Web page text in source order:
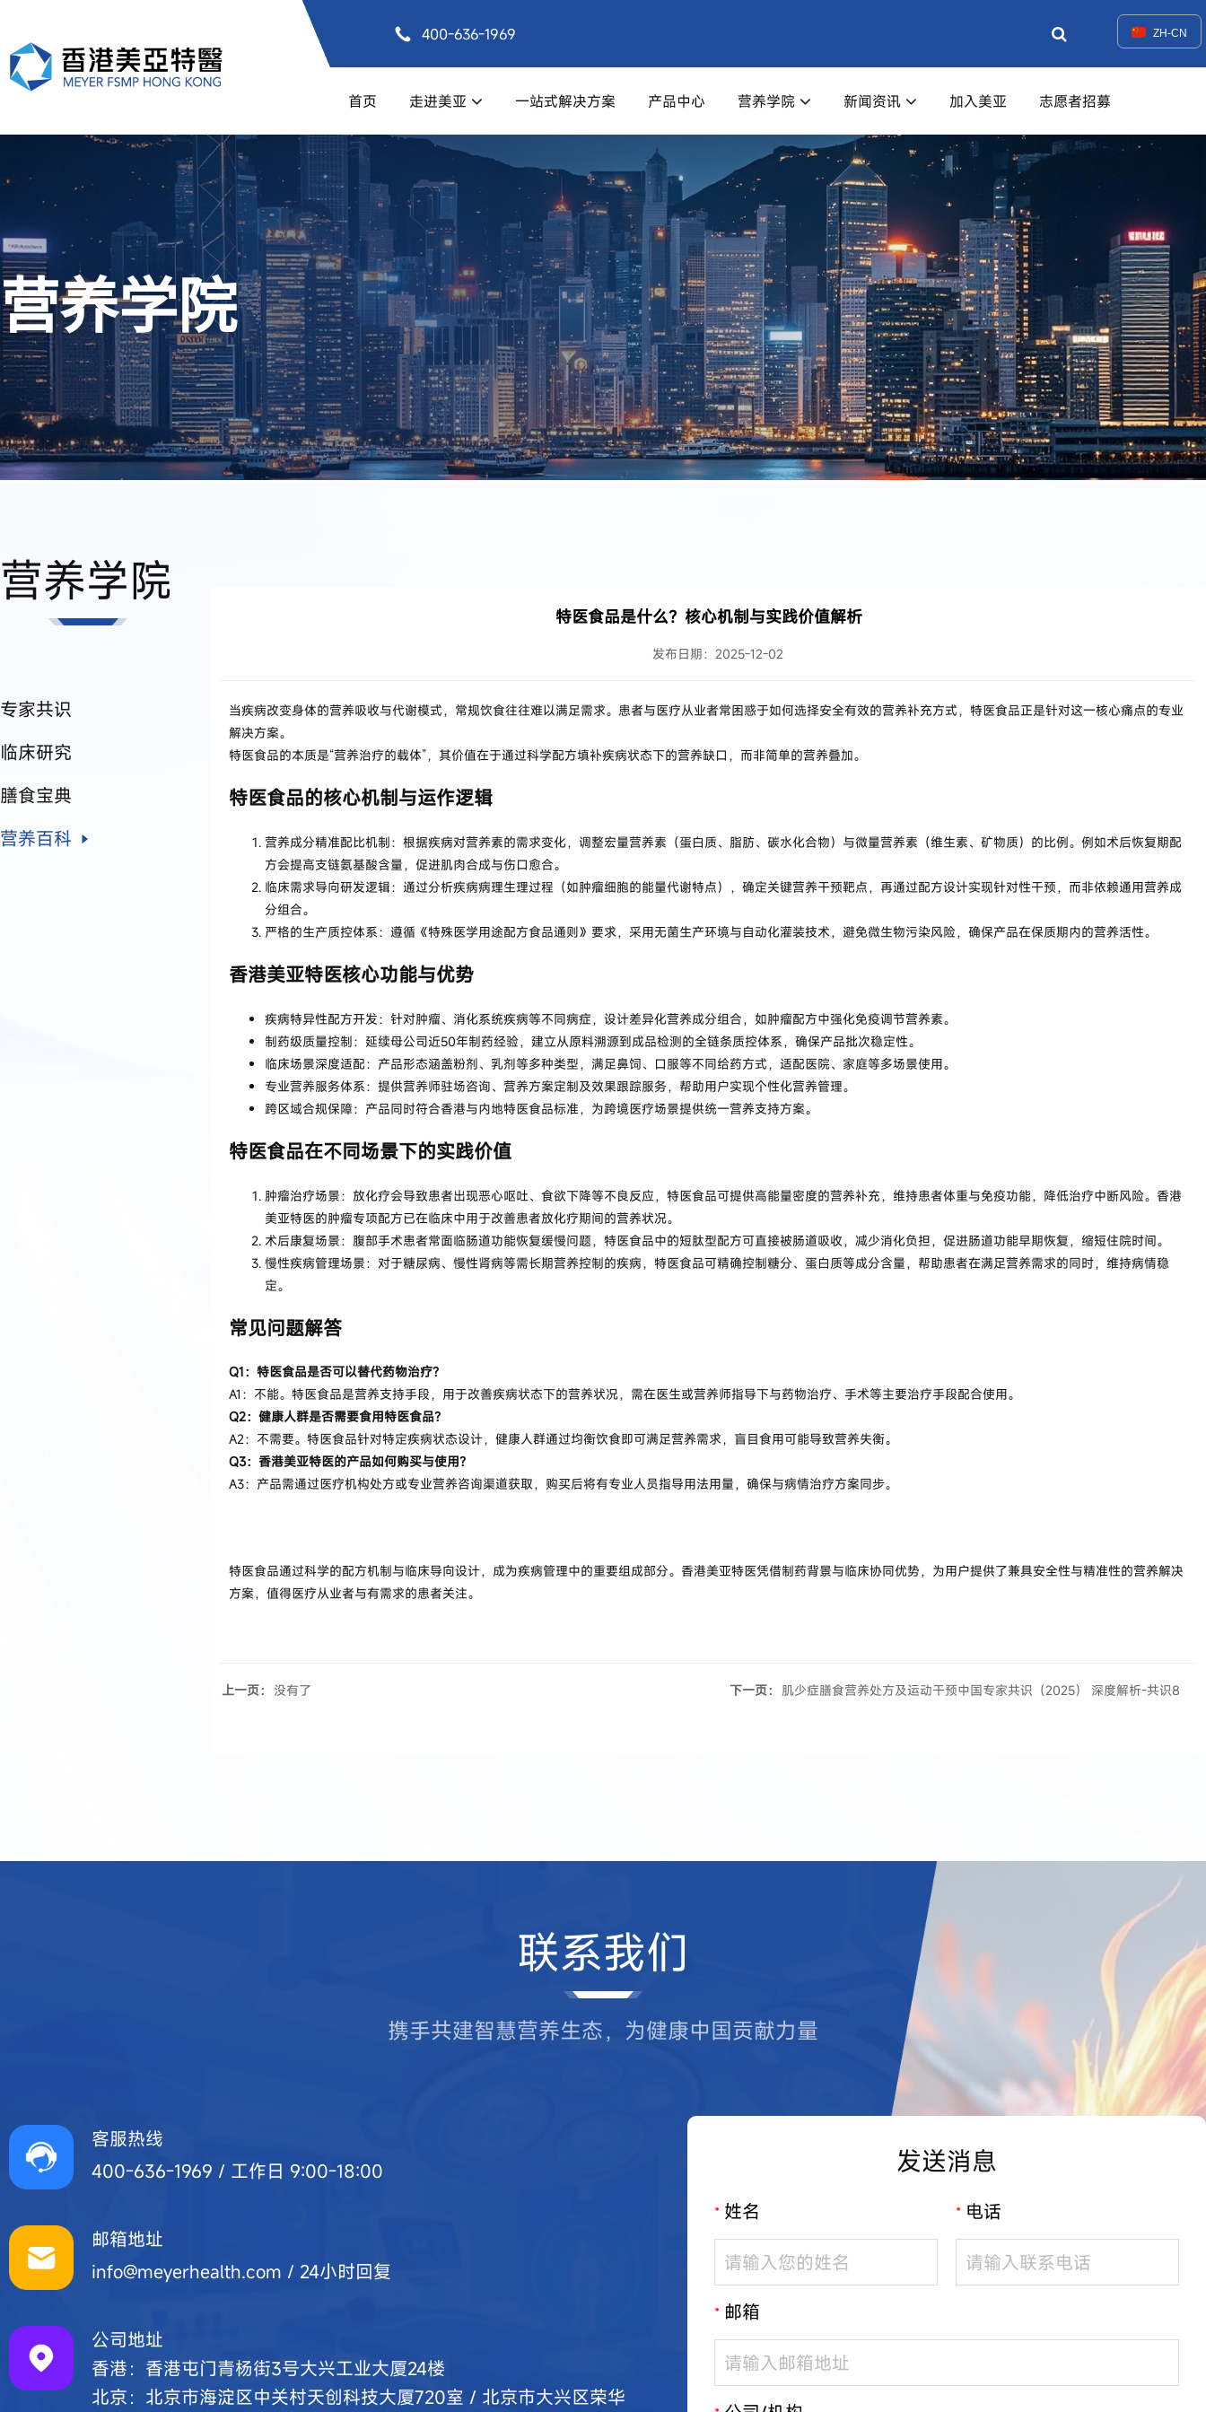
400-636-1969 ZH-CN
首页 走进美亚 一站式解决方案 产品中心 营养学院 新闻资讯 加入美亚 志愿者招募
营养学院
营养学院
专家共识
临床研究
膳食宝典
营养百科
特医食品是什么？核心机制与实践价值解析
发布日期：2025-12-02
当疾病改变身体的营养吸收与代谢模式，常规饮食往往难以满足需求。患者与医疗从业者常困惑于如何选择安全有效的营养补充方式，特医食品正是针对这一核心痛点的专业
解决方案。
特医食品的本质是“营养治疗的载体”，其价值在于通过科学配方填补疾病状态下的营养缺口，而非简单的营养叠加。
特医食品的核心机制与运作逻辑
营养成分精准配比机制：根据疾病对营养素的需求变化，调整宏量营养素（蛋白质、脂肪、碳水化合物）与微量营养素（维生素、矿物质）的比例。例如术后恢复期配
方会提高支链氨基酸含量，促进肌肉合成与伤口愈合。
临床需求导向研发逻辑：通过分析疾病病理生理过程（如肿瘤细胞的能量代谢特点），确定关键营养干预靶点，再通过配方设计实现针对性干预，而非依赖通用营养成
分组合。
严格的生产质控体系：遵循《特殊医学用途配方食品通则》要求，采用无菌生产环境与自动化灌装技术，避免微生物污染风险，确保产品在保质期内的营养活性。
香港美亚特医核心功能与优势
疾病特异性配方开发：针对肿瘤、消化系统疾病等不同病症，设计差异化营养成分组合，如肿瘤配方中强化免疫调节营养素。
制药级质量控制：延续母公司近50年制药经验，建立从原料溯源到成品检测的全链条质控体系，确保产品批次稳定性。
临床场景深度适配：产品形态涵盖粉剂、乳剂等多种类型，满足鼻饲、口服等不同给药方式，适配医院、家庭等多场景使用。
专业营养服务体系：提供营养师驻场咨询、营养方案定制及效果跟踪服务，帮助用户实现个性化营养管理。
跨区域合规保障：产品同时符合香港与内地特医食品标准，为跨境医疗场景提供统一营养支持方案。
特医食品在不同场景下的实践价值
肿瘤治疗场景：放化疗会导致患者出现恶心呕吐、食欲下降等不良反应，特医食品可提供高能量密度的营养补充，维持患者体重与免疫功能，降低治疗中断风险。香港
美亚特医的肿瘤专项配方已在临床中用于改善患者放化疗期间的营养状况。
术后康复场景：腹部手术患者常面临肠道功能恢复缓慢问题，特医食品中的短肽型配方可直接被肠道吸收，减少消化负担，促进肠道功能早期恢复，缩短住院时间。
慢性疾病管理场景：对于糖尿病、慢性肾病等需长期营养控制的疾病，特医食品可精确控制糖分、蛋白质等成分含量，帮助患者在满足营养需求的同时，维持病情稳
定。
常见问题解答
Q1：特医食品是否可以替代药物治疗？
A1：不能。特医食品是营养支持手段，用于改善疾病状态下的营养状况，需在医生或营养师指导下与药物治疗、手术等主要治疗手段配合使用。
Q2：健康人群是否需要食用特医食品？
A2：不需要。特医食品针对特定疾病状态设计，健康人群通过均衡饮食即可满足营养需求，盲目食用可能导致营养失衡。
Q3：香港美亚特医的产品如何购买与使用？
A3：产品需通过医疗机构处方或专业营养咨询渠道获取，购买后将有专业人员指导用法用量，确保与病情治疗方案同步。
特医食品通过科学的配方机制与临床导向设计，成为疾病管理中的重要组成部分。香港美亚特医凭借制药背景与临床协同优势，为用户提供了兼具安全性与精准性的营养解决
方案，值得医疗从业者与有需求的患者关注。
上一页： 没有了 下一页： 肌少症膳食营养处方及运动干预中国专家共识（2025） 深度解析-共识8
联系我们
携手共建智慧营养生态，为健康中国贡献力量
客服热线
400-636-1969 / 工作日 9:00-18:00
邮箱地址
info@meyerhealth.com / 24小时回复
公司地址
香港：香港屯门青杨街3号大兴工业大厦24楼
北京：北京市海淀区中关村天创科技大厦720室 / 北京市大兴区荣华
发送消息
* 姓名 * 电话
* 邮箱